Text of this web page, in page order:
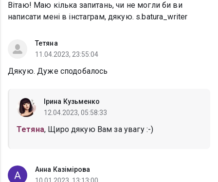
Вітаю! Маю кілька запитань, чи не могли би ви
написати мені в інстаграм, дякую. s.batura_writer
Тетяна
11.04.2023, 23:55:04
Дякую. Дуже сподобалось
Ірина Кузьменко
12.04.2023, 05:58:33
Тетяна, Щиро дякую Вам за увагу :-)
Анна Казімірова